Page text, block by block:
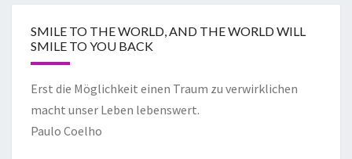
SMILE TO THE WORLD, AND THE WORLD WILL
SMILE TO YOU BACK
Erst die Möglichkeit einen Traum zu verwirklichen
macht unser Leben lebenswert.
Paulo Coelho